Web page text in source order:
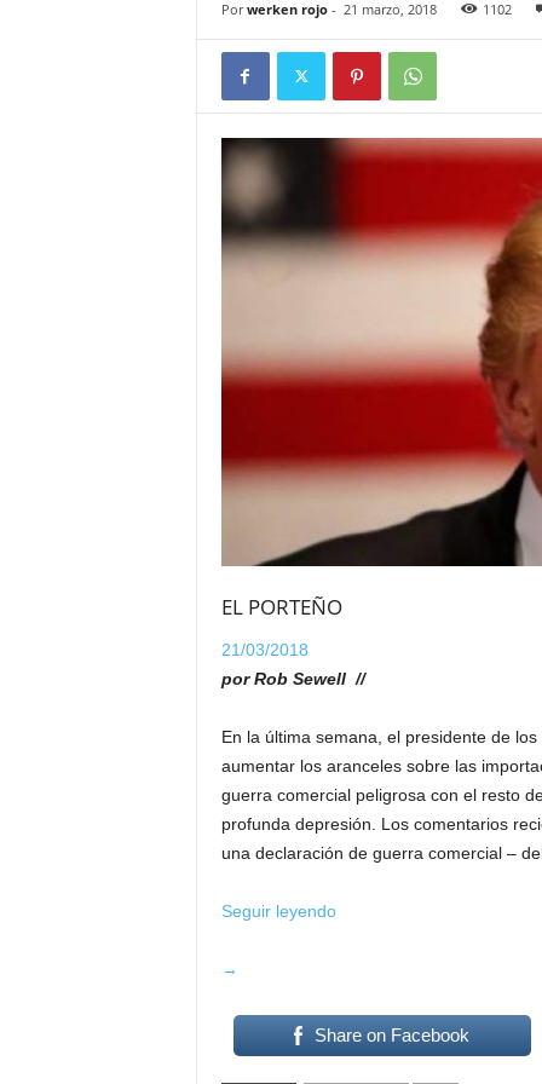
Por werken rojo- 21 marzo, 2018 1102
EL PORTEÑO
21/03/2018
por Rob Sewell //
En la última semana, el presidente de
aumentar los aranceles sobre las
guerra comercial peligrosa con el resto
profunda depresión. Los comentarios
una declaración de guerra comercial –
Seguir leyendo
Trump
frágil
→
Share on Facebook